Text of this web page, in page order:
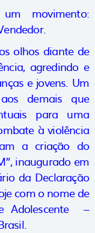
movimento:
olhos diante de
agredindo e
e jovens. Um
demais que
para uma
à violência
a criação do
inaugurado em
da Declaração
com o nome de
Adolescente –